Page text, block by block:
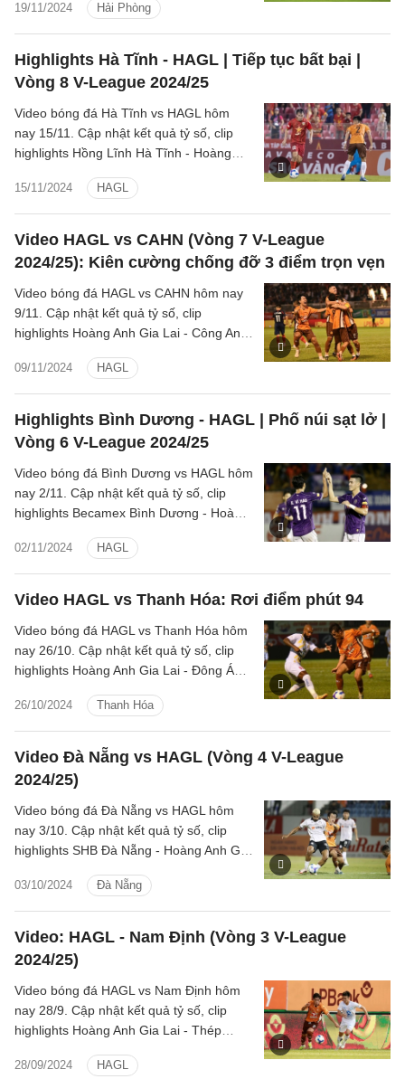
19/11/2024 Hải Phòng
Highlights Hà Tĩnh - HAGL | Tiếp tục bất bại |
Vòng 8 V-League 2024/25
15/11/2024 HAGL
Video bóng đá Hà Tĩnh vs HAGL hôm
nay 15/11. Cập nhật kết quả tỷ số, clip
highlights Hồng Lĩnh Hà Tĩnh - Hoàng
2024/25.
Video HAGL vs CAHN (Vòng 7 V-League
2024/25): Kiên cường chống đỡ 3 điểm trọn vẹn
09/11/2024 HAGL
Video bóng đá HAGL vs CAHN hôm nay
9/11. Cập nhật kết quả tỷ số, clip
highlights Hoàng Anh Gia Lai - Công An
Highlights Bình Dương - HAGL | Phố núi sạt lở |
Vòng 6 V-League 2024/25
02/11/2024 HAGL
Video bóng đá Bình Dương vs HAGL hôm
nay 2/11. Cập nhật kết quả tỷ số, clip
highlights Becamex Bình Dương - Hoàng
2024/25).
Video HAGL vs Thanh Hóa: Rơi điểm phút 94
26/10/2024 Thanh Hóa
Video bóng đá HAGL vs Thanh Hóa hôm
nay 26/10. Cập nhật kết quả tỷ số, clip
highlights Hoàng Anh Gia Lai - Đông Á
2024/25).
Video Đà Nẵng vs HAGL (Vòng 4 V-League
2024/25)
03/10/2024 Đà Nẵng
Video bóng đá Đà Nẵng vs HAGL hôm
nay 3/10. Cập nhật kết quả tỷ số, clip
highlights SHB Đà Nẵng - Hoàng Anh Gia
Video: HAGL - Nam Định (Vòng 3 V-League
2024/25)
28/09/2024 HAGL
Video bóng đá HAGL vs Nam Định hôm
nay 28/9. Cập nhật kết quả tỷ số, clip
highlights Hoàng Anh Gia Lai - Thép
2024/25).